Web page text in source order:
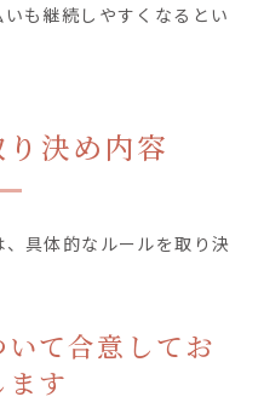
も継続しやすくなるとい
決め内容
具体的なルールを取り決
て合意してお
す